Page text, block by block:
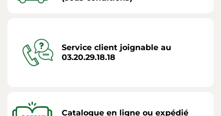
Service client joignable au
03.20.29.18.18
Catalogue en ligne ou expédié